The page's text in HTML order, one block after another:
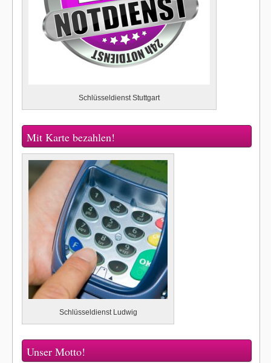
Schlüsseldienst Stuttgart
Mit Karte bezahlen!
Schlüsseldienst Ludwig
Unser Motto!